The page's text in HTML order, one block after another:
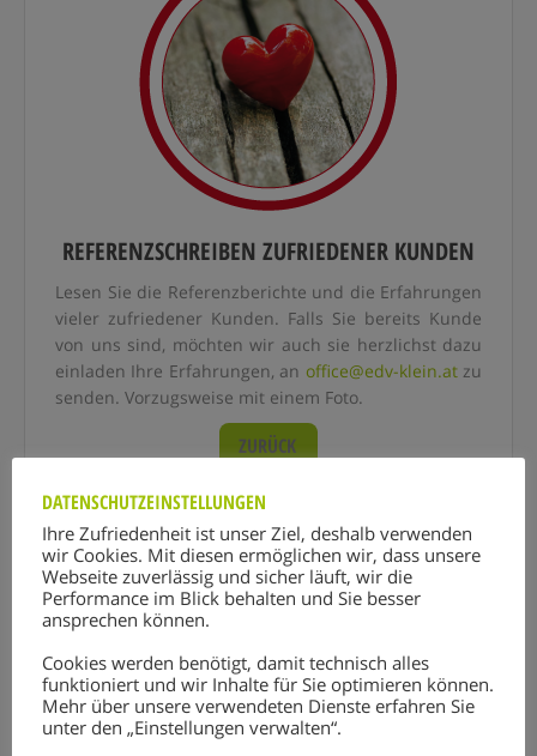
REFERENZSCHREIBEN ZUFRIEDENER KUNDEN
Lesen Sie die Referenzberichte und die Erfahrungen
vieler zufriedener Kunden. Falls Sie bereits Kunde
von uns sind, möchten wir auch sie herzlichst dazu
einladen Ihre Erfahrungen, an office@edv-klein.atzu
senden. Vorzugsweise mit einem Foto.
ZURÜCK
WEITERE REFERENZEN
Seit nunmehr 8 Jahren ist die Firma EDV-Klein unser
kompetenter Partner in allen computertechnischen
Fragen und Anliegen. Wir haben uns für die Firma
EDV-Klein entschieden, da von der ersten
Kontaktaufnahme …
Lese Details
DATENSCHUTZEINSTELLUNGEN
Ihre Zufriedenheit ist unser Ziel, deshalb verwenden
wir Cookies. Mit diesen ermöglichen wir, dass unsere
Webseite zuverlässig und sicher läuft, wir die
Performance im Blick behalten und Sie besser
ansprechen können.
Cookies werden benötigt, damit technisch alles
funktioniert und wir Inhalte für Sie optimieren können.
Mehr über unsere verwendeten Dienste erfahren Sie
unter den „Einstellungen verwalten“.